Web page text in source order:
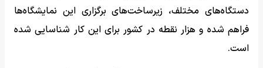
دستگاه‌های مختلف، زیرساخت‌های برگزاری این نمایشگاه‌ها
فراهم شده و هزار نقطه در کشور برای این کار شناسایی شده
است.